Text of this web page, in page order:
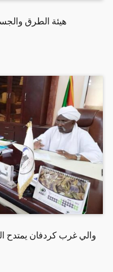
هيئة الطرق
والي غرب كردفان يمتدح